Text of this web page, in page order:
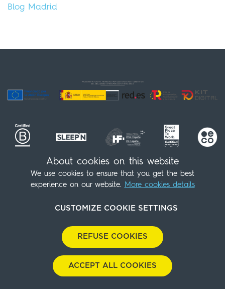
Blog Madrid
Seguici!
(+34) 91 539 98 07
Contatto Politica di Cookies
Avviso legale
Informativa sulla privacy
Informativa sull’ambiente
Informativa sugli acquisti
Scarica il nostro dossier
About cookies on this website
We use cookies to ensure that you get the best
experience on our website. More cookies details
CUSTOMIZE COOKIE SETTINGS
REFUSE COOKIES
ACCEPT ALL COOKIES